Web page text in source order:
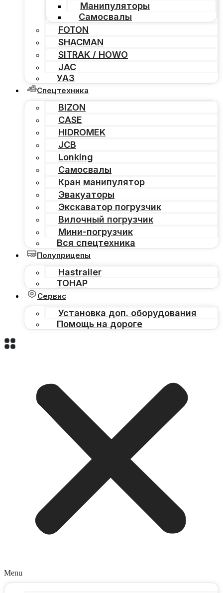
Манипуляторы
Самосвалы
FOTON
SHACMAN
SITRAK / HOWO
JAC
УАЗ
Спецтехника
BIZON
CASE
HIDROMEK
JCB
Lonking
Самосвалы
Кран манипулятор
Эвакуаторы
Экскаватор погрузчик
Вилочный погрузчик
Мини-погрузчик
Вся спецтехника
Полуприцепы
Hastrailer
ТОНАР
Сервис
Установка доп. оборудования
Помощь на дороге
Menu